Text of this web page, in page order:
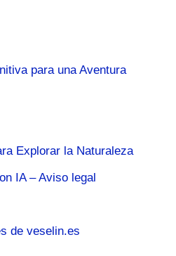
para una Aventura
Explorar la Naturaleza
IA – Aviso legal
de veselin.es